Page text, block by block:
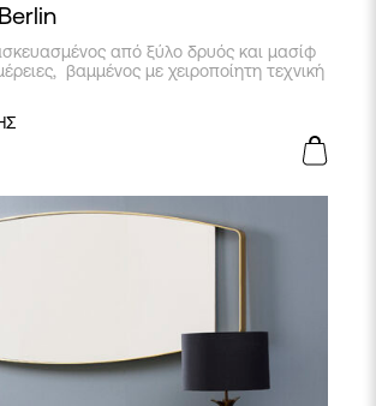
από ξύλο δρυός και μασίφ
βαμμένος με χειροποίητη τεχνική